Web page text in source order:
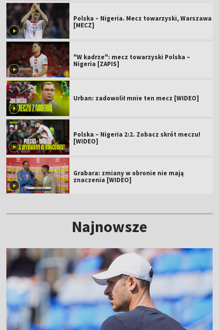
Polska – Nigeria. Mecz towarzyski, Warszawa
[MECZ]
"W kadrze": mecz towarzyski Polska –
Nigeria [ZAPIS]
Urban: zadowolił mnie ten mecz [WIDEO]
Polska – Nigeria 2:2. Zobacz skrót meczu!
[WIDEO]
Grabara: zmiany w obronie nie mają
znaczenia [WIDEO]
Najnowsze